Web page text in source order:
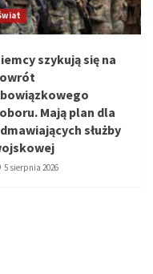
szykują się na
Mają plan dla
służby
5 sierpnia 2026